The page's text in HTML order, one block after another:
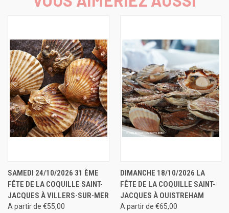
SAMEDI 24/10/2026 31 ÈME
FÊTE DE LA COQUILLE SAINT-
JACQUES À VILLERS-SUR-MER
A partir de €55,00
DIMANCHE 18/10/2026 LA
FÊTE DE LA COQUILLE SAINT-
JACQUES À OUISTREHAM
A partir de €65,00